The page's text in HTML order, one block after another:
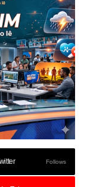
Follows